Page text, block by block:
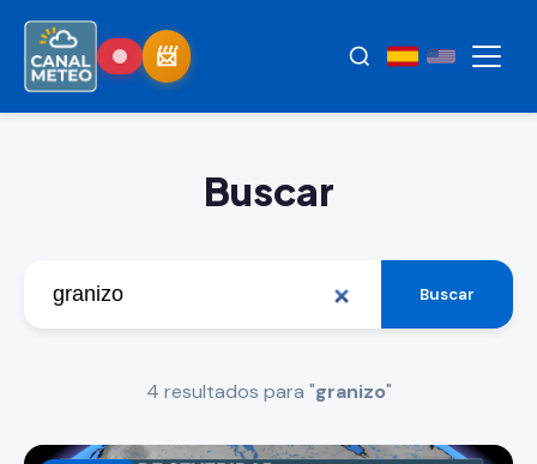
Buscar
Buscar
4 resultados para "granizo"